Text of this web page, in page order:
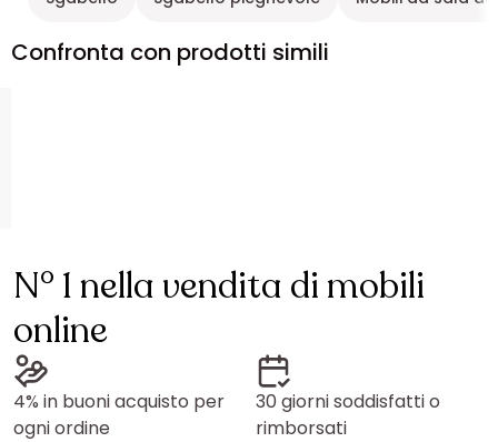
Confronta con prodotti simili
N° 1 nella vendita di mobili
online
4% in buoni acquisto per
ogni ordine
30 giorni soddisfatti o
rimborsati